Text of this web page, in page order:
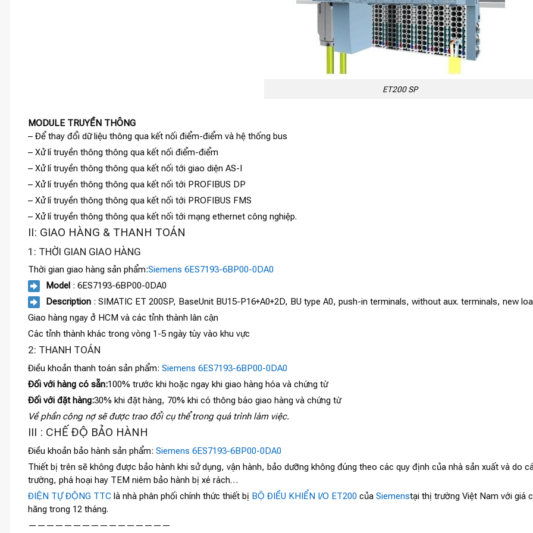
ET200 SP
MODULE TRUYỀN THÔNG
– Để thay đổi dữ liệu thông qua kết nối điểm-điểm và hệ thống bus
– Xử lí truyền thông thông qua kết nối điểm-điểm
– Xử lí truyền thông thông qua kết nối tới giao diện AS-I
– Xử lí truyền thông thông qua kết nối tới PROFIBUS DP
– Xử lí truyền thông thông qua kết nối tới PROFIBUS FMS
– Xử lí truyền thông thông qua kết nối tới mạng ethernet công nghiệp.
II: GIAO HÀNG & THANH TOÁN
1: THỜI GIAN GIAO HÀNG
Thời gian giao hàng sản phẩm:Siemens 6ES7193-6BP00-0DA0
Model : 6ES7193-6BP00-0DA0
Description : SIMATIC ET 200SP, BaseUnit BU15-P16+A0+2D, BU type A0, push-in terminals, without aux. terminals, new
Giao hàng ngay ở HCM và các tỉnh thành lân cận
Các tỉnh thành khác trong vòng 1-5 ngày tùy vào khu vực
2: THANH TOÁN
Điều khoản thanh toán sản phẩm: Siemens 6ES7193-6BP00-0DA0
Đối với hàng có sẵn:100% trước khi hoặc ngay khi giao hàng hóa và chứng từ
Đối với đặt hàng:30% khi đặt hàng, 70% khi có thông báo giao hàng và chứng từ
Về phần công nợ sẽ được trao đổi cụ thể trong quá trình làm việc.
III : CHẾ ĐỘ BẢO HÀNH
Điều khoản bảo hành sản phẩm: Siemens 6ES7193-6BP00-0DA0
Thiết bị trên sẽ không được bảo hành khi sử dụng, vận hành, bảo dưỡng không đúng theo các quy định của nhà sản xuất và do
trường, phá hoại hay TEM niêm bảo hành bị xé rách…
ĐIỆN TỰ ĐỘNG TTC là nhà phân phối chính thức thiết bị BỘ ĐIỀU KHIỂN I/O ET200 của Siemenstại thị trường Việt Nam với giá
hãng trong 12 tháng.
————————————————